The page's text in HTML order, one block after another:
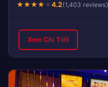
★★★★★4.2(1,403 reviews)
Xem Chi Tiết